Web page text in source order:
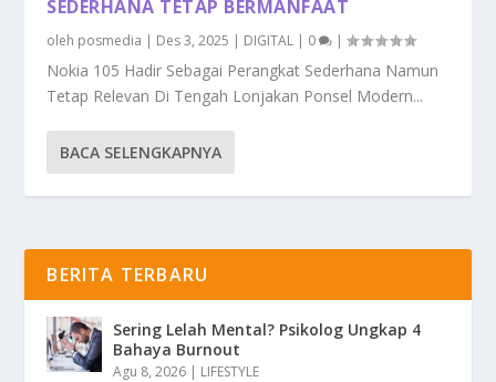
SEDERHANA TETAP BERMANFAAT
oleh posmedia | Des 3, 2025 | DIGITAL | 0 |
Nokia 105 Hadir Sebagai Perangkat Sederhana Namun
Tetap Relevan Di Tengah Lonjakan Ponsel Modern...
BACA SELENGKAPNYA
BERITA TERBARU
Sering Lelah Mental? Psikolog Ungkap 4
Bahaya Burnout
Agu 8, 2026 | LIFESTYLE